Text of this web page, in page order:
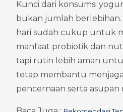
Kunci dari konsumsi
bukan jumlah
hari sudah cukup untuk
manfaat probiotik dan
tapi rutin lebih aman
tetap membantu
pencernaan serta asupan